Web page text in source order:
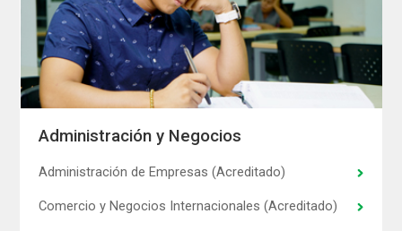
Administración y Negocios
Administración de Empresas (Acreditado)
Comercio y Negocios Internacionales (Acreditado)